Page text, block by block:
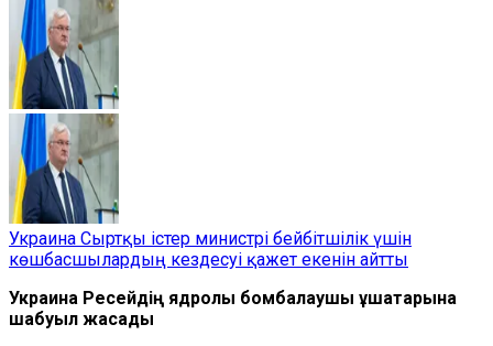
Украина Сыртқы істер министрі бейбітшілік үшін
көшбасшылардың кездесуі қажет екенін айтты
Украина Ресейдің ядролық бомбалаушы ұшақтарына
шабуыл жасады